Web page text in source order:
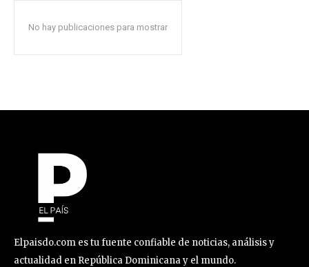
No hay publicaciones para mostrar
Elpaisdo.com es tu fuente confiable de noticias, análisis y
actualidad en República Dominicana y el mundo.